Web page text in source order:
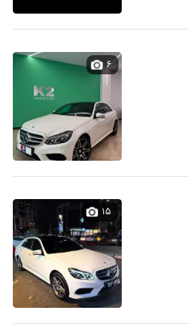
۶
۱۵